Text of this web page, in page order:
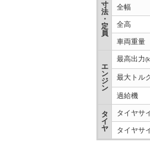
寸
法
・
定
員
全幅
全高
車両重量
エ
ン
ジ
ン
最高出力
最大トル
過給機
タ
イ
ヤ
タイヤサ
タイヤサ